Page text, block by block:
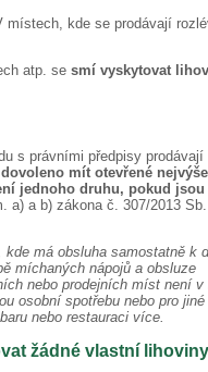
místech, kde se prodávají
atp. se smí vyskytovat
s právními předpisy prodávají
mít otevřené nejvýše
jednoho druhu, pokud jsou
a) a b) zákona č. 307/2013 Sb.
má obsluha samostatně k
míchaných nápojů a obsluze
nebo prodejních míst není v
osobní spotřebu nebo pro
nebo restauraci více.
žádné vlastní